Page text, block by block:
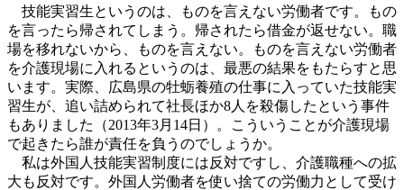
技能実習生というのは、ものを言えない労働者です。もの
を言ったら帰されてしまう。帰されたら借金が返せない。職
場を移れないから、ものを言えない。ものを言えない労働者
を介護現場に入れるというのは、最悪の結果をもたらすと思
います。実際、広島県の牡蛎養殖の仕事に入っていた技能実
習生が、追い詰められて社長ほか8人を殺傷したという事件
もありました（2013年3月14日）。こういうことが介護現場
で起きたら誰が責任を負うのでしょうか。
私は外国人技能実習制度には反対ですし、介護職種への拡
大も反対です。外国人労働者を使い捨ての労働力として受け